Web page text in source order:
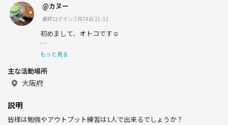
@カヌー
最終ログイン:7月24日 21:32
初めまして、オトコです☺️
趣味探しで始めました☺️
仕事の息抜きで始めてます☺️
もっと見る
主な活動場所
大阪府
説明
皆様は勉強やアウトプット練習は1人で出来るでしょうか？